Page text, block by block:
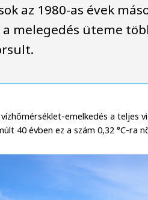
az 1980-as évek
a melegedés üteme
emelkedés a teljes
40 évben ez a szám 0,32 °C-ra